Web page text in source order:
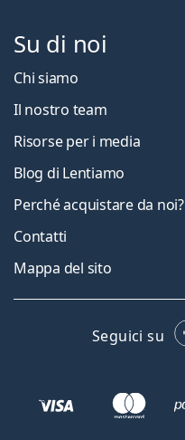
Su di noi
Chi siamo
Il nostro team
Risorse per i media
Blog di Lentiamo
Perché acquistare da noi?
Contatti
Mappa del sito
Seguici su